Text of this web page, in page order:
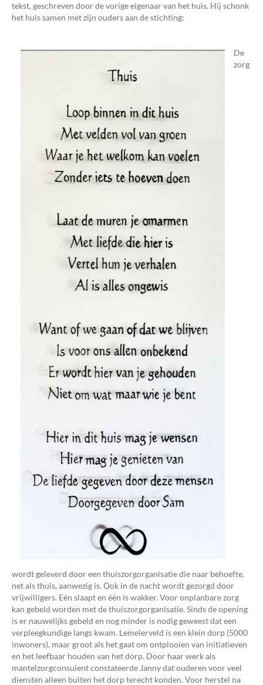
tekst, geschreven door de vorige eigenaar van het huis. Hij schonk
het huis samen met zijn ouders aan de stichting:
De
zorg
wordt geleverd door een thuiszorgorganisatie die naar behoefte,
net als thuis, aanwezig is. Ook in de nacht wordt gezorgd door
vrijwilligers. Eén slaapt en één is wakker. Voor onplanbare zorg
kan gebeld worden met de thuiszorgorganisatie. Sinds de opening
is er nauwelijks gebeld en nog minder is nodig geweest dat een
verpleegkundige langs kwam. Lemelerveld is een klein dorp (5000
inwoners), maar groot als het gaat om ontplooien van initiatieven
en het leefbaar houden van het dorp. Door haar werk als
mantelzorgconsulent constateerde Janny dat ouderen voor veel
diensten alleen buiten het dorp terecht konden. Voor herstel na